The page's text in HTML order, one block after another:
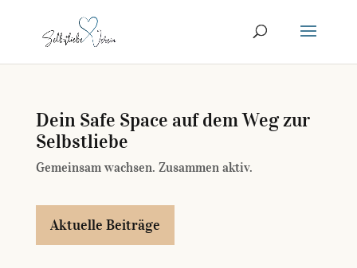
Dein Safe Space auf dem Weg zur
Selbstliebe
Gemeinsam wachsen. Zusammen aktiv.
Aktuelle Beiträge